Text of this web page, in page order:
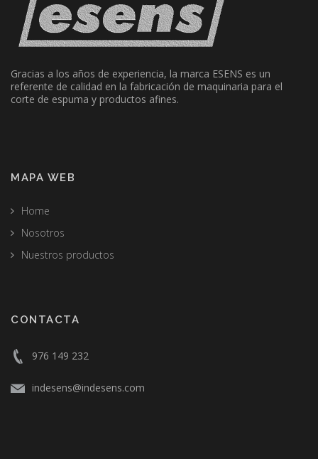
Gracias a los años de experiencia, la marca ESENS es un
referente de calidad en la fabricación de maquinaria para el
corte de espuma y productos afines.
MAPA WEB
Home
Nosotros
Nuestros productos
CONTACTA
976 149 232
indesens@indesens.com